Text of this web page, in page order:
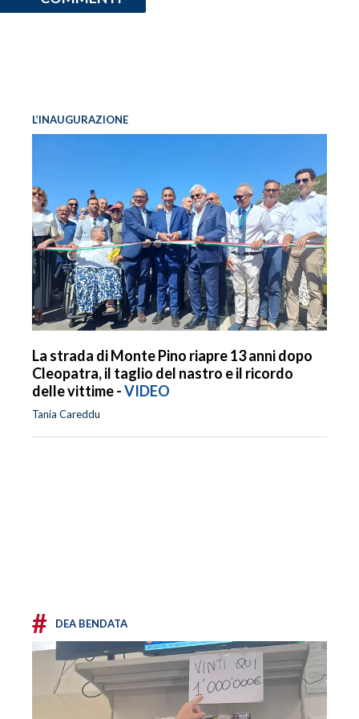
L’INAUGURAZIONE
La strada di Monte Pino riapre 13 anni dopo
Cleopatra, il taglio del nastro e il ricordo
delle vittime -VIDEO
Tania Careddu
# DEA BENDATA